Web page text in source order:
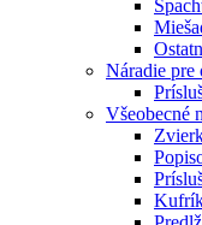
Náradie pre
Všeobecné